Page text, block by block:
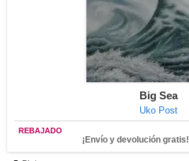
Big Sea
Uko Post
REBAJADO
¡Envío y devolución gratis!